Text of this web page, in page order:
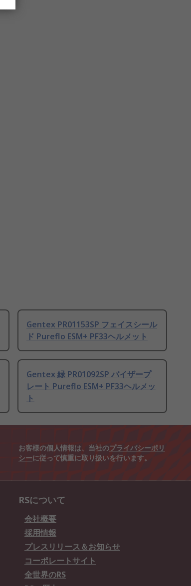
Gentex PR01153SP フェイスシール
ド Pureflo ESM+ PF33ヘルメット
Gentex 緑 PR01092SP バイザープ
レート Pureflo ESM+ PF33ヘルメッ
ト
お客様の個人情報は、当社のプライバシーポリ
シーに従って慎重に取り扱いを行います。
RSについて
会社概要
採用情報
プレスリリース＆お知らせ
コーポレートサイト
全世界のRS